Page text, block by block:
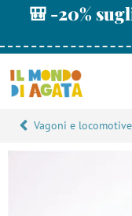
🎒 -20%
Vagoni e locomotive